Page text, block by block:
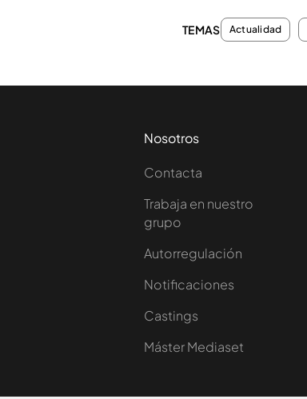
TEMAS Actualidad
Nosotros
Contacta
Trabaja en nuestro
grupo
Autorregulación
Notificaciones
Castings
Máster Mediaset